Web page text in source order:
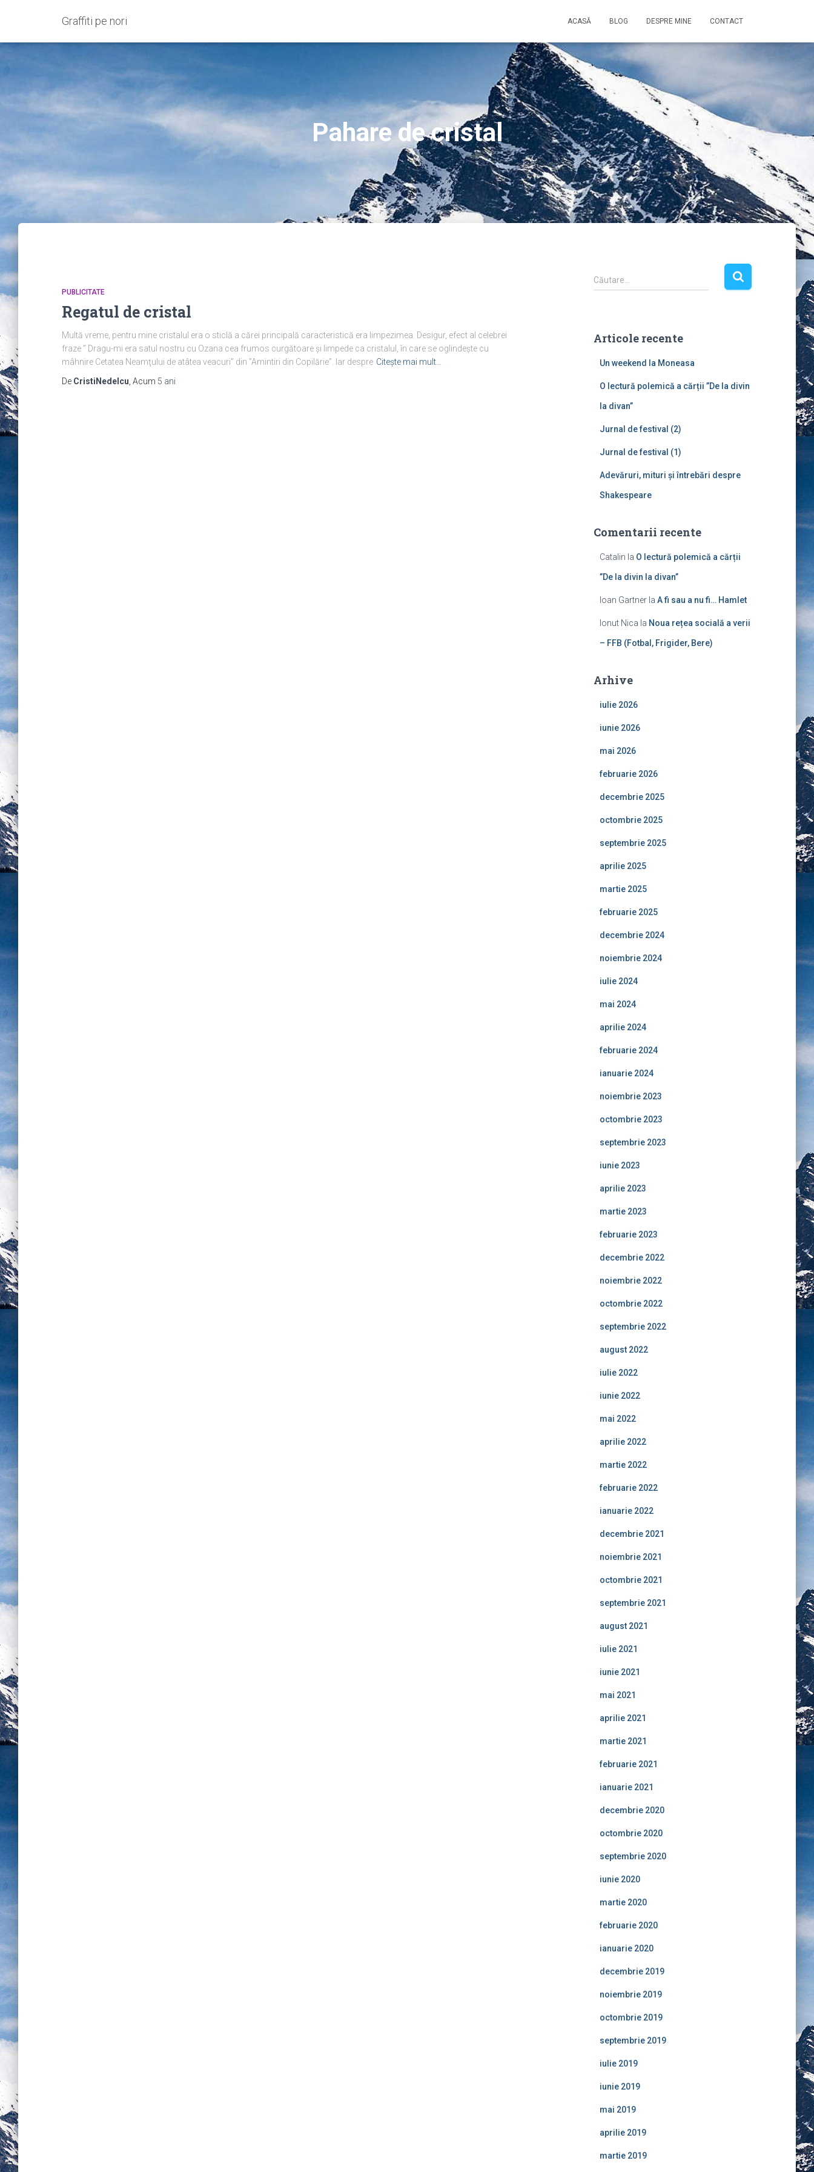
Graffiti pe nori ACASĂ BLOG DESPRE MINE CONTACT
Pahare de cristal
PUBLICITATE
Regatul de cristal
Multă vreme, pentru mine cristalul era o sticlă a cărei principală caracteristică era limpezimea. Desigur, efect al celebrei
fraze ” Dragu-mi era satul nostru cu Ozana cea frumos curgătoare şi limpede ca cristalul, în care se oglindeşte cu
mâhnire Cetatea Neamţului de atâtea veacuri” din ”Amintiri din Copilărie”. Iar despre Citește mai mult…
De CristiNedelcu , Acum 5 ani
C
a
d
Căutare…
Articole recente
Un weekend la Moneasa
O lectură polemică a cărții ”De la divin
la divan”
Jurnal de festival (2)
Jurnal de festival (1)
Adevăruri, mituri și întrebări despre
Shakespeare
Comentarii recente
Catalin la O lectură polemică a cărții
”De la divin la divan”
Ioan Gartnerla A fi sau a nu fi… Hamlet
Ionut Nica la Noua rețea socială a verii
– FFB (Fotbal, Frigider, Bere)
Arhive
iulie 2026
iunie 2026
mai 2026
februarie 2026
decembrie 2025
octombrie 2025
septembrie 2025
aprilie 2025
martie 2025
februarie 2025
decembrie 2024
noiembrie 2024
iulie 2024
mai 2024
aprilie 2024
februarie 2024
ianuarie 2024
noiembrie 2023
octombrie 2023
septembrie 2023
iunie 2023
aprilie 2023
martie 2023
februarie 2023
decembrie 2022
noiembrie 2022
octombrie 2022
septembrie 2022
august 2022
iulie 2022
iunie 2022
mai 2022
aprilie 2022
martie 2022
februarie 2022
ianuarie 2022
decembrie 2021
noiembrie 2021
octombrie 2021
septembrie 2021
august 2021
iulie 2021
iunie 2021
mai 2021
aprilie 2021
martie 2021
februarie 2021
ianuarie 2021
decembrie 2020
octombrie 2020
septembrie 2020
iunie 2020
martie 2020
februarie 2020
ianuarie 2020
decembrie 2019
noiembrie 2019
octombrie 2019
septembrie 2019
iulie 2019
iunie 2019
mai 2019
aprilie 2019
martie 2019